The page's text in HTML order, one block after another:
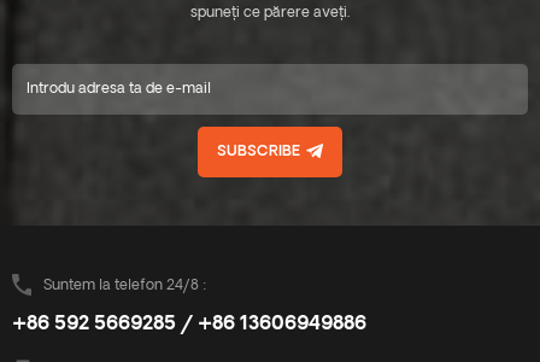
puternică, diferită de
piață astăzi și compatibil pe
scară largă cu clema cu
puternică, diferită de
piață astăzi și compatibil pe
spuneți ce părere aveți.
SUBSCRIBE
Suntem la telefon 24/8 :
+86 592 5669285 / +86 13606949886